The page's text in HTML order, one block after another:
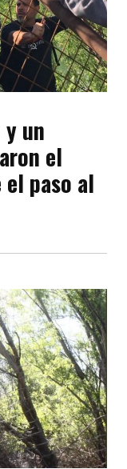
un
el
paso al